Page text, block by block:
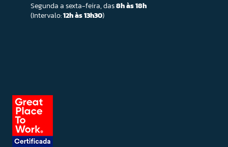
Segunda a sexta-feira, das8h às 18h
(Intervalo:12h às 13h30)